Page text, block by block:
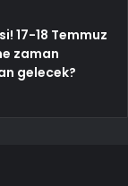
17-18 Temmuz
zaman
gelecek?